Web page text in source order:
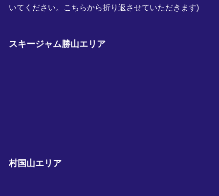
いてください。こちらから折り返させていただきます)
スキージャム勝山エリア
村国山エリア